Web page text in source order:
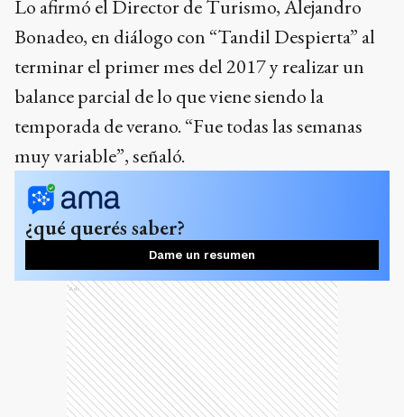
Lo afirmó el Director de Turismo, Alejandro
Bonadeo, en diálogo con “Tandil Despierta” al
terminar el primer mes del 2017 y realizar un
balance parcial de lo que viene siendo la
temporada de verano. “Fue todas las semanas
muy variable”, señaló.
¿qué querés saber?
Dame un resumen
Ads